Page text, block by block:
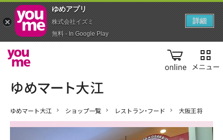
online
ゆめマート大江 ショップ一覧 レストラン・フード 大阪王将
ゆめアプ‪リ‬
株式会社イズミ
無料 - In Google Play
詳細